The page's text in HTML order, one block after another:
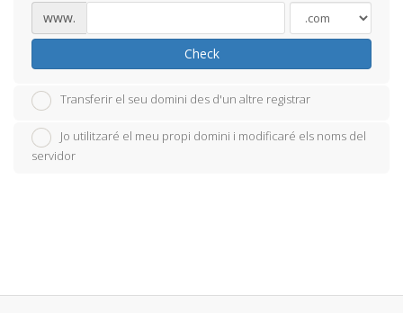
www.
Check
Transferir el seu domini des d'un altre registrar
Jo utilitzaré el meu propi domini i modificaré els noms del
servidor